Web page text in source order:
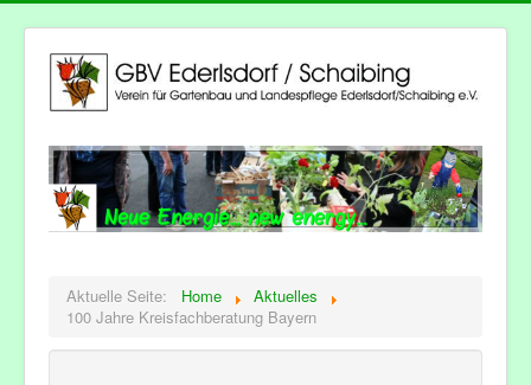
Aktuelle Seite: Home
Aktuelles
100 Jahre Kreisfachberatung Bayern